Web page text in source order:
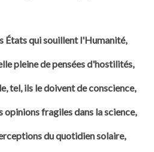
États qui souillent l'Humanité,
pleine de pensées d'hostilités,
tel, ils le doivent de conscience,
fragiles dans la science,
du quotidien solaire,